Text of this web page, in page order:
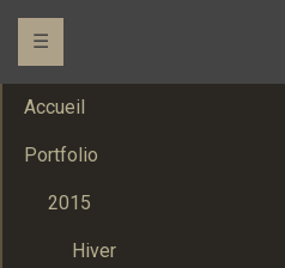
☰
Accueil
Portfolio
2015
Hiver